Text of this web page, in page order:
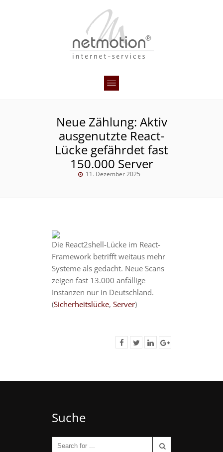
Neue Zählung: Aktiv
ausgenutzte React-
Lücke gefährdet fast
150.000 Server
11. Dezember 2025
Die React2shell-Lücke im React-
Framework betrifft weitaus mehr
Systeme als gedacht. Neue Scans
zeigen fast 13.000 anfällige
Instanzen nur in Deutschland.
(Sicherheitslücke, Server)
Suche